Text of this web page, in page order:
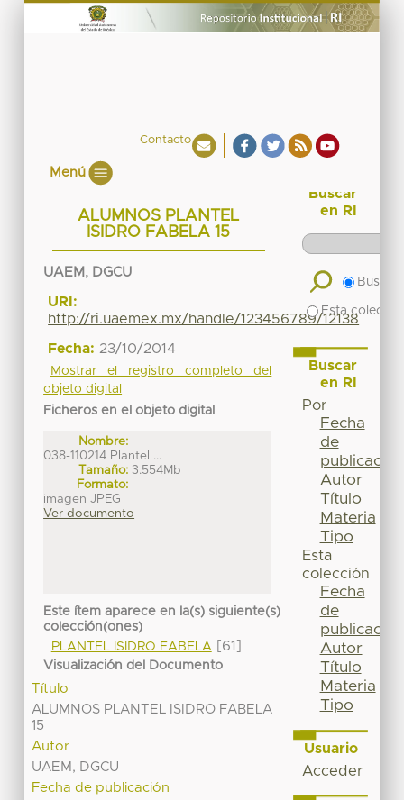
Contacto
Menú
ALUMNOS PLANTEL
ISIDRO FABELA 15
UAEM, DGCU
URI:
http://ri.uaemex.mx/handle/123456789/12138
Fecha: 23/10/2014
Mostrar el registro completo del
objeto digital
Ficheros en el objeto digital
Nombre:
038-110214 Plantel ...
Tamaño: 3.554Mb
Formato:
imagen JPEG
Ver documento
Este ítem aparece en la(s) siguiente(s)
colección(ones)
PLANTEL ISIDRO FABELA
[61]
Visualización del Documento
Título
ALUMNOS PLANTEL ISIDRO FABELA
15
Autor
UAEM, DGCU
Fecha de publicación
Buscar
en RI
Buscar
Esta
Buscar
en RI
Por
Fecha
de
publicación
Autor
Título
Materia
Tipo
Esta
colección
Fecha
de
publicación
Autor
Título
Materia
Tipo
Usuario
Acceder